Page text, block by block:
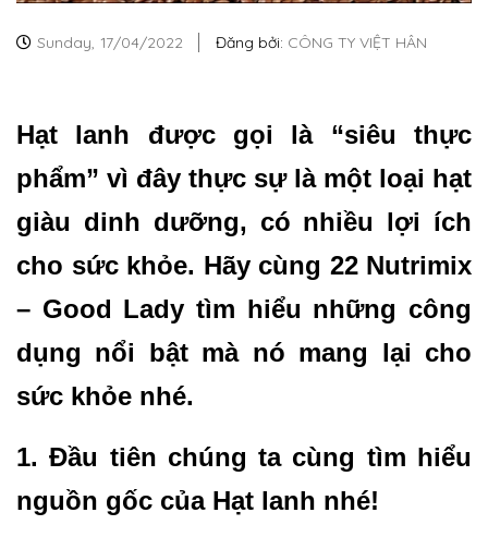
Sunday, 17/04/2022 Đăng bởi: CÔNG TY VIỆT HÂN
Hạt lanh được gọi là “siêu thực
phẩm” vì đây thực sự là một loại hạt
giàu dinh dưỡng, có nhiều lợi ích
cho sức khỏe. Hãy cùng 22 Nutrimix
– Good Lady tìm hiểu những công
dụng nổi bật mà nó mang lại cho
sức khỏe nhé.
1. Đầu tiên chúng ta cùng tìm hiểu
nguồn gốc của Hạt lanh nhé!